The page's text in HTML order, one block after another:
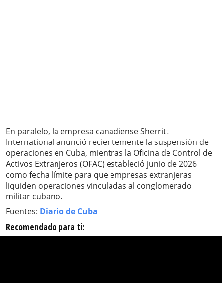
En paralelo, la empresa canadiense Sherritt
International anunció recientemente la suspensión de
operaciones en Cuba, mientras la Oficina de Control de
Activos Extranjeros (OFAC) estableció junio de 2026
como fecha límite para que empresas extranjeras
liquiden operaciones vinculadas al conglomerado
militar cubano.
Fuentes: Diario de Cuba
Recomendado para ti: